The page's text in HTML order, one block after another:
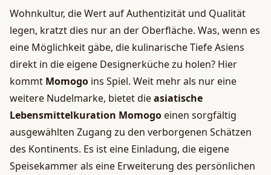
Wohnkultur, die Wert auf Authentizität und Qualität
legen, kratzt dies nur an der Oberfläche. Was, wenn es
eine Möglichkeit gäbe, die kulinarische Tiefe Asiens
direkt in die eigene Designerküche zu holen? Hier
kommt Momogo ins Spiel. Weit mehr als nur eine
weitere Nudelmarke, bietet dieasiatische
Lebensmittelkuration Momogoeinen sorgfältig
ausgewählten Zugang zu den verborgenen Schätzen
des Kontinents. Es ist eine Einladung, die eigene
Speisekammer als eine Erweiterung des persönlichen